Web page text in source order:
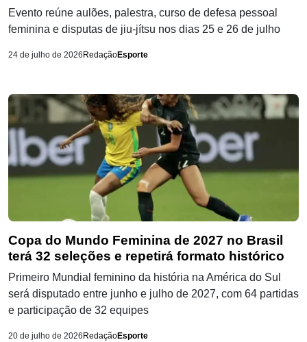
Evento reúne aulões, palestra, curso de defesa pessoal
feminina e disputas de jiu-jítsu nos dias 25 e 26 de julho
24 de julho de 2026 RedaçãoEsporte
Copa do Mundo Feminina de 2027 no Brasil
terá 32 seleções e repetirá formato histórico
Primeiro Mundial feminino da história na América do Sul
será disputado entre junho e julho de 2027, com 64 partidas
e participação de 32 equipes
20 de julho de 2026 RedaçãoEsporte